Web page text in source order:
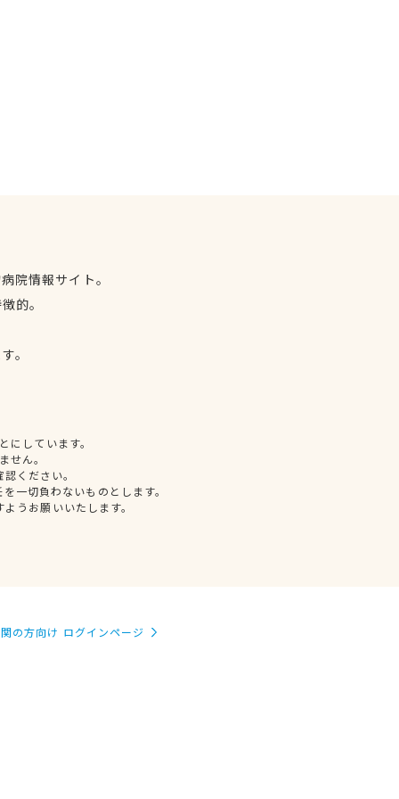
院情報サイト。
的。
。
しています。
せん。
ください。
一切負わないものとします。
うお願いいたします。
の方向け ログインページ